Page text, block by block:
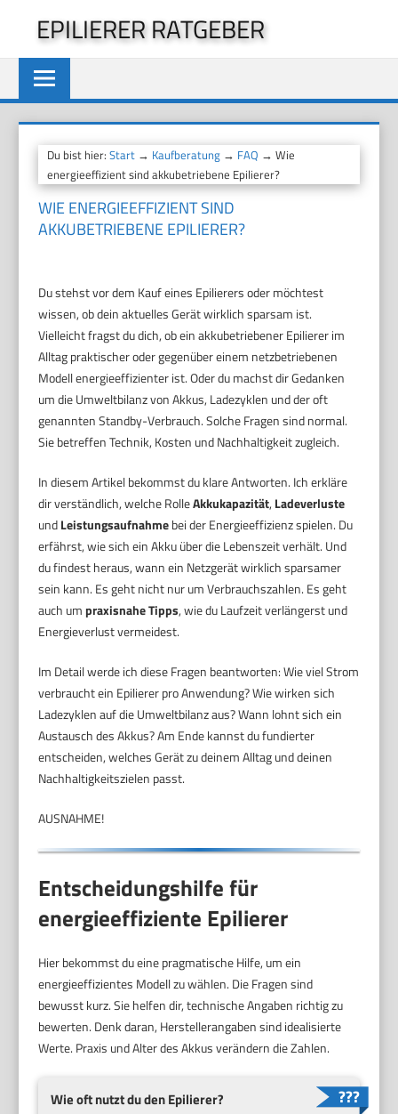
springen
EPILIERER RATGEBER
Du bist hier:Start → Kaufberatung → FAQ → Wie
energieeffizient sind akkubetriebene Epilierer?
WIE ENERGIEEFFIZIENT SIND
AKKUBETRIEBENE EPILIERER?
Du stehst vor dem Kauf eines Epilierers oder möchtest
wissen, ob dein aktuelles Gerät wirklich sparsam ist.
Vielleicht fragst du dich, ob ein akkubetriebener Epilierer im
Alltag praktischer oder gegenüber einem netzbetriebenen
Modell energieeffizienter ist. Oder du machst dir Gedanken
um die Umweltbilanz von Akkus, Ladezyklen und der oft
genannten Standby-Verbrauch. Solche Fragen sind normal.
Sie betreffen Technik, Kosten und Nachhaltigkeit zugleich.
In diesem Artikel bekommst du klare Antworten. Ich erkläre
dir verständlich, welche RolleAkkukapazität, Ladeverluste
undLeistungsaufnahmebei der Energieeffizienz spielen. Du
erfährst, wie sich ein Akku über die Lebenszeit verhält. Und
du findest heraus, wann ein Netzgerät wirklich sparsamer
sein kann. Es geht nicht nur um Verbrauchszahlen. Es geht
auch umpraxisnahe Tipps, wie du Laufzeit verlängerst und
Energieverlust vermeidest.
Im Detail werde ich diese Fragen beantworten: Wie viel Strom
verbraucht ein Epilierer pro Anwendung? Wie wirken sich
Ladezyklen auf die Umweltbilanz aus? Wann lohnt sich ein
Austausch des Akkus? Am Ende kannst du fundierter
entscheiden, welches Gerät zu deinem Alltag und deinen
Nachhaltigkeitszielen passt.
AUSNAHME!
Entscheidungshilfe für
energieeffiziente Epilierer
Hier bekommst du eine pragmatische Hilfe, um ein
energieeffizientes Modell zu wählen. Die Fragen sind
bewusst kurz. Sie helfen dir, technische Angaben richtig zu
bewerten. Denk daran, Herstellerangaben sind idealisierte
Werte. Praxis und Alter des Akkus verändern die Zahlen.
Wie oft nutzt du den Epilierer?